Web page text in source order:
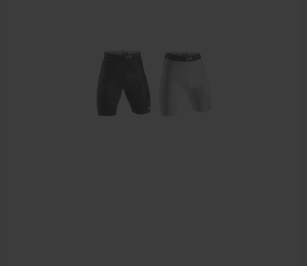
Pedicure artikelen
Behandelstoel elektrisch